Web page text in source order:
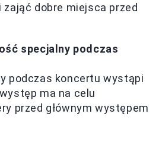
dobre miejsca przed
specjalny podczas
podczas koncertu wystąpi
ma na celu
przed głównym występem